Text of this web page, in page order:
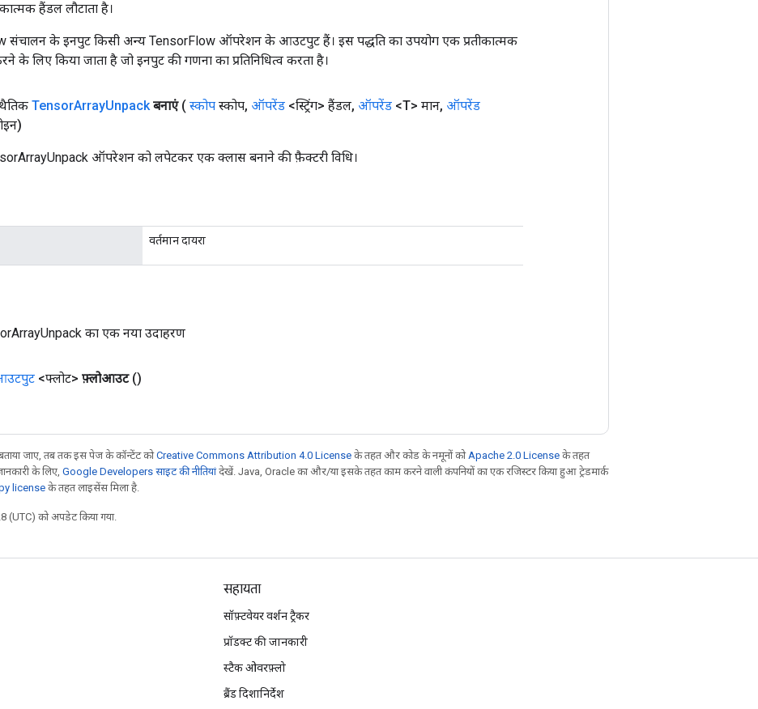
हैंडल लौटाता है।
संचालन के इनपुट किसी अन्य TensorFlow ऑपरेशन के आउटपुट हैं। इस पद्धति का उपयोग एक प्रतीकात्मक
के लिए किया जाता है जो इनपुट की गणना का प्रतिनिधित्व करता है।
TensorArrayUnpack बनाएं ( स्कोप स्कोप, ऑपरेंड <स्ट्रिंग> हैंडल, ऑपरेंड <T> मान, ऑपरेंड
ऑपरेशन को लपेटकर एक क्लास बनाने की फ़ैक्टरी विधि।
वर्तमान दायरा
का एक नया उदाहरण
<फ्लोट> फ़्लोआउट ()
जाए, तब तक इस पेज के कॉन्टेंट कोCreative Commons Attribution 4.0 License के तहत और कोड के नमूनों कोApache 2.0 License के तहत
के लिए, Google Developers साइट की नीतियांदेखें. Java, Oracle का और/या इसके तहत काम करने वाली कंपनियों का एक रजिस्टर किया हुआ ट्रेडमार्क
license के तहत लाइसेंस मिला है.
(UTC) को अपडेट किया गया.
सहायता
सॉफ़्टवेयर वर्शन ट्रैकर
प्रॉडक्ट की जानकारी
स्टैक ओवरफ़्लो
ब्रैंड दिशानिर्देश